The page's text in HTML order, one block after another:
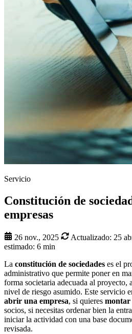
Servicio
Constitución de
empresas
26 nov., 2025 Actualizado: 25
estimado: 6 min
La constitución de sociedades es el
administrativo que permite poner en
forma societaria adecuada al proyecto,
nivel de riesgo asumido. Este servicio
abrir una empresa, si quieres montar
socios, si necesitas ordenar bien la
iniciar la actividad con una base
revisada.